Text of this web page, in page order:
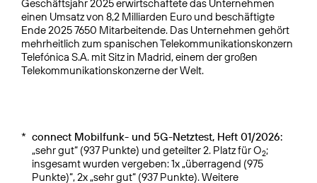
Geschäftsjahr 2025 erwirtschaftete das Unternehmen
einen Umsatz von 8,2 Milliarden Euro und beschäftigte
Ende 2025 7650 Mitarbeitende. Das Unternehmen gehört
mehrheitlich zum spanischen Telekommuni­kationskonzern
Telefónica S.A. mit Sitz in Madrid, einem der großen
Telekommunikationskonzerne der Welt.
* connect Mobilfunk- und 5G-Netztest, Heft 01/2026:
„sehr gut“ (937 Punkte) und geteilter 2. Platz für O2;
insgesamt wurden vergeben: 1x „überragend (975
Punkte)“, 2x „sehr gut“ (937 Punkte). Weitere